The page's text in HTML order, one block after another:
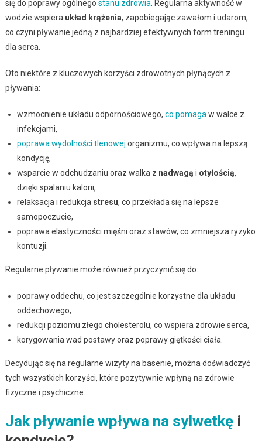
się do poprawy ogólnego stanu zdrowia . Regularna aktywność w
wodzie wspiera układ krążenia, zapobiegając zawałom i udarom,
co czyni pływanie jedną z najbardziej efektywnych form treningu
dla serca.
Oto niektóre z kluczowych korzyści zdrowotnych płynących z
pływania:
wzmocnienie układu odpornościowego, co pomaga w walce z
infekcjami,
poprawa wydolności tlenowej organizmu, co wpływa na lepszą
kondycję,
wsparcie w odchudzaniu oraz walka z nadwagą i otyłością,
dzięki spalaniu kalorii,
relaksacja i redukcja stresu, co przekłada się na lepsze
samopoczucie,
poprawa elastyczności mięśni oraz stawów, co zmniejsza ryzyko
kontuzji.
Regularne pływanie może również przyczynić się do:
poprawy oddechu, co jest szczególnie korzystne dla układu
oddechowego,
redukcji poziomu złego cholesterolu, co wspiera zdrowie serca,
korygowania wad postawy oraz poprawy giętkości ciała.
Decydując się na regularne wizyty na basenie, można doświadczyć
tych wszystkich korzyści, które pozytywnie wpłyną na zdrowie
fizyczne i psychiczne.
Jak pływanie wpływa na sylwetkęi